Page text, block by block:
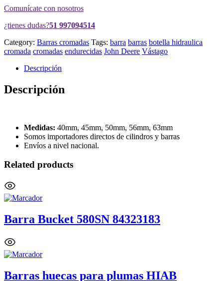
Comunícate con nosotros
¿tienes dudas?51 997094514
Category: Barras cromadas Tags: barra barras botella hidraulica
cromada cromadas endurecidas John Deere Vástago
Descripción
Descripción
Medidas: 40mm, 45mm, 50mm, 56mm, 63mm
Somos importadores directos de cilindros y barras
Envíos a nivel nacional.
Related products
Barra Bucket 580SN 84323183
Barras huecas para plumas HIAB